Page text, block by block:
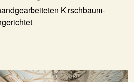
Kirschbaum-